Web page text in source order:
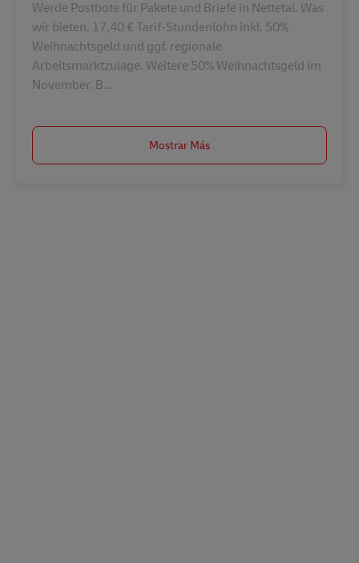
Werde Postbote für Pakete und Briefe in Nettetal. Was
wir bieten. 17,40 € Tarif-Stundenlohn inkl. 50%
Weihnachtsgeld und ggf. regionale
Arbeitsmarktzulage. Weitere 50% Weihnachtsgeld im
November. B...
Mostrar Más